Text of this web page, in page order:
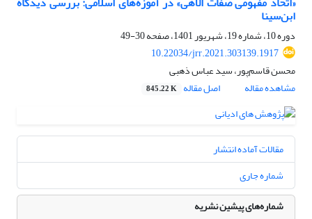
ابن‌سینا
دوره 10، شماره 19، شهریور 1401، صفحه
30-49
10.22034/jrr.2021.303139.1917
محسن قاسم‌پور، سید عباس ذهبی
مشاهده مقاله
اصل مقاله 845.22 K
مقالات آماده انتشار
شماره جاری
شماره‌های پیشین نشریه